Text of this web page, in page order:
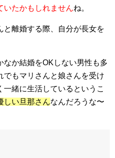
いたかもしれませんね。
離婚する際、自分が長女を
か結婚をOKしない男性も多
でもマリさんと娘さんを受け
緒に生活しているというこ
しい旦那さんなんだろうな〜